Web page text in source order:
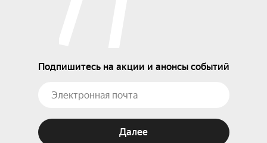
Подпишитесь на акции и анонсы событий
Далее